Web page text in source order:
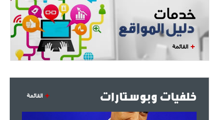
القائمة
خلفيات وبوستارات القائمة